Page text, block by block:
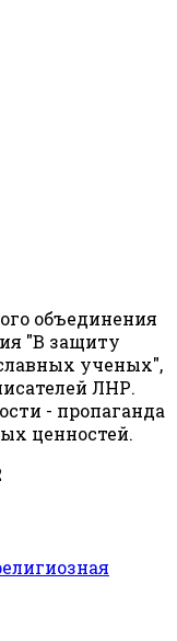
объединения
"В защиту
ученых",
ЛНР.
- пропаганда
ценностей.